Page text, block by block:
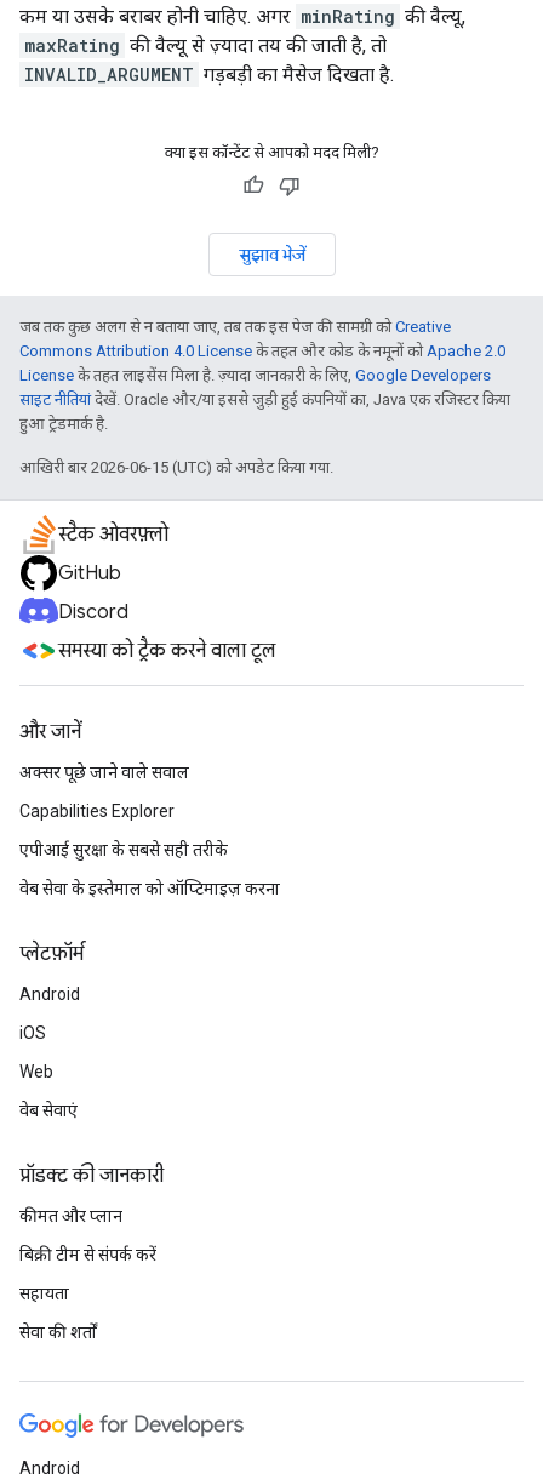
कम या उसके बराबर होनी चाहिए. अगर minRating की वैल्यू,
maxRating की वैल्यू से ज़्यादा तय की जाती है, तो
INVALID_ARGUMENT गड़बड़ी का मैसेज दिखता है.
क्या इस कॉन्टेंट से आपको मदद मिली?
सुझाव भेजें
जब तक कुछ अलग से न बताया जाए, तब तक इस पेज की सामग्री कोCreative
Commons Attribution 4.0 License के तहत और कोड के नमूनों कोApache 2.0
License के तहत लाइसेंस मिला है. ज़्यादा जानकारी के लिए, Google Developers
साइट नीतियांदेखें. Oracle और/या इससे जुड़ी हुई कंपनियों का, Java एक रजिस्टर किया
हुआ ट्रेडमार्क है.
आखिरी बार 2026-06-15 (UTC) को अपडेट किया गया.
स्टैक ओवरफ़्लो
GitHub
Discord
समस्या को ट्रैक करने वाला टूल
और जानें
अक्सर पूछे जाने वाले सवाल
Capabilities Explorer
एपीआई सुरक्षा के सबसे सही तरीके
वेब सेवा के इस्तेमाल को ऑप्टिमाइज़ करना
प्‍लेटफ़ॉर्म
Android
iOS
Web
वेब सेवाएं
प्रॉडक्ट की जानकारी
कीमत और प्लान
बिक्री टीम से संपर्क करें
सहायता
सेवा की शर्तों
Android